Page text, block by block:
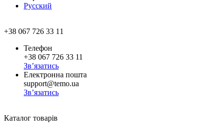
Русский
+38 067 726 33 11
Телефон
+38 067 726 33 11
Зв’язатись
Електронна пошта
support@temo.ua
Зв’язатись
Каталог товарів